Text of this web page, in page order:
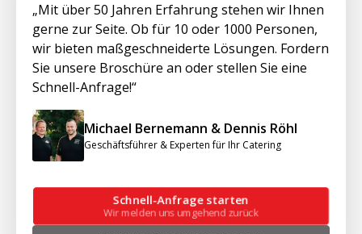
„Mit über 50 Jahren Erfahrung stehen wir Ihnen
gerne zur Seite. Ob für 10 oder 1000 Personen,
wir bieten maßgeschneiderte Lösungen. Fordern
Sie unsere Broschüre an oder stellen Sie eine
Schnell-Anfrage!“
Michael Bernemann & Dennis Röhl
Geschäftsführer & Experten für Ihr Catering
Schnell-Anfrage starten
Wir melden uns umgehend zurück